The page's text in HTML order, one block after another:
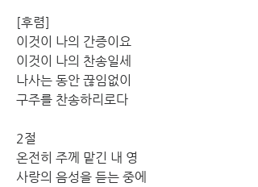
[후렴]
이것이 나의 간증이요
이것이 나의 찬송일세
나사는 동안 끊임없이
구주를 찬송하리로다
2절
온전히 주께 맡긴 내 영
사랑의 음성을 듣는 중에